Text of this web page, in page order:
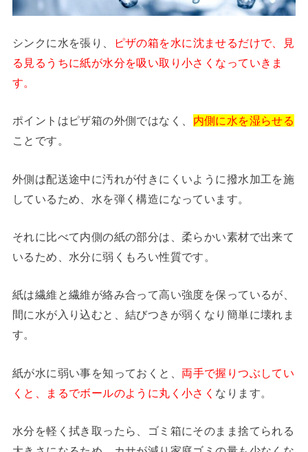
シンクに水を張り、
ピザの箱を水に沈ませるだけで、見
る見るうちに紙が水分を吸い取り小さくなっていきま
す。
ポイントはピザ箱の外側ではなく、 内側に水を湿らせる
ことです。
外側は配送途中に汚れが付きにくいように撥水加工を施
しているため、水を弾く構造になっています。
それに比べて内側の紙の部分は、柔らかい素材で出来て
いるため、水分に弱くもろい性質です。
紙は繊維と繊維が絡み合って高い強度を保っているが、
間に水が入り込むと、結びつきが弱くなり簡単に壊れま
す。
紙が水に弱い事を知っておくと、 両手で握りつぶしてい
くと、まるでボールのように丸く小さく なります。
水分を軽く拭き取ったら、ゴミ箱にそのまま捨てられる